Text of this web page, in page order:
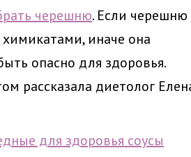
черешню. Если черешню
химикатами, иначе она
опасно для здоровья.
рассказала диетолог
для здоровья соусы